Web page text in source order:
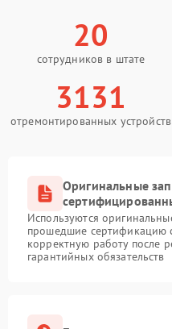
20
сотрудников в штате
3131
отремонтированных устройств
Оригинальные
Используются
прошедшие сертификацию
корректную работу после
гарантийных обязательств